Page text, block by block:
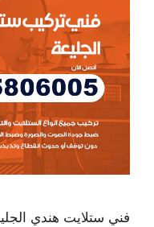
فني ستلايت هندي